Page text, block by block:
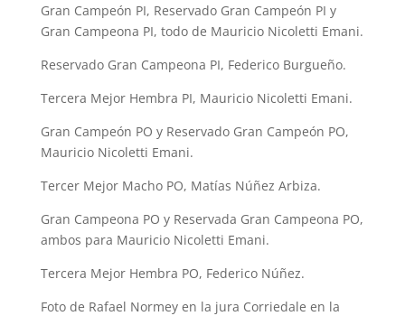
Gran Campeón PI, Reservado Gran Campeón PI y
Gran Campeona PI, todo de Mauricio Nicoletti Emani.
Reservado Gran Campeona PI, Federico Burgueño.
Tercera Mejor Hembra PI, Mauricio Nicoletti Emani.
Gran Campeón PO y Reservado Gran Campeón PO,
Mauricio Nicoletti Emani.
Tercer Mejor Macho PO, Matías Núñez Arbiza.
Gran Campeona PO y Reservada Gran Campeona PO,
ambos para Mauricio Nicoletti Emani.
Tercera Mejor Hembra PO, Federico Núñez.
Foto de Rafael Normey en la jura Corriedale en la